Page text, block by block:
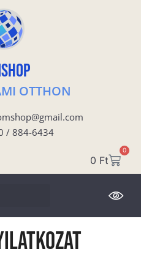
OTTHON
/ 884-6434
0 Ft
0